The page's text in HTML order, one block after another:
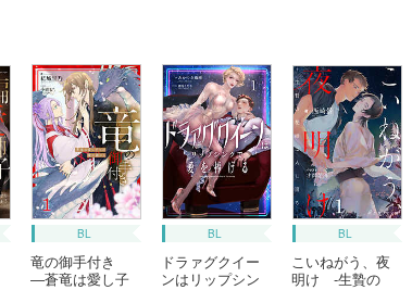
BL
竜の御手付き
―蒼竜は愛し子
BL
ドラァグクイー
ンはリップシン
BL
こいねがう、夜
明け -生贄の